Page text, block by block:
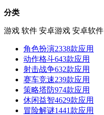
分类
游戏 软件 安卓游戏 安卓软件
角色扮演2338款应用
动作格斗643款应用
射击战争632款应用
赛车竞速239款应用
策略塔防974款应用
休闲益智4629款应用
冒险解谜1441款应用